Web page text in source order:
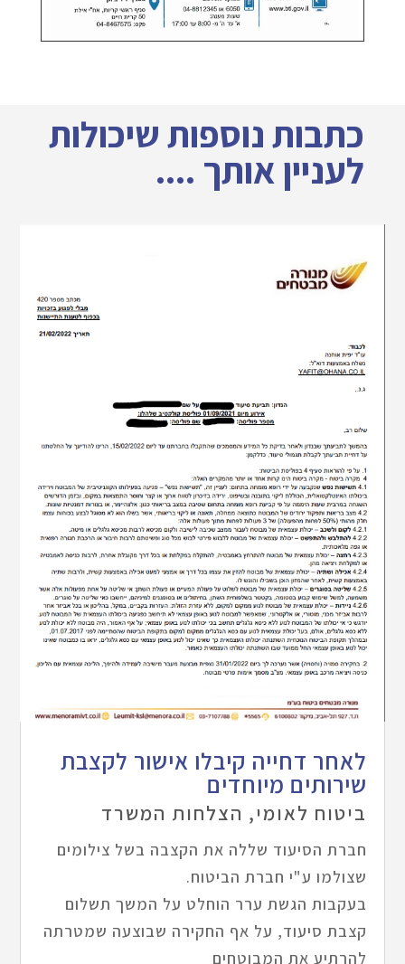
כתבות נוספות שיכולות
לעניין אותך ....
לאחר דחייה קיבלו אישור לקצבת
שירותים מיוחדים
ביטוח לאומי, הצלחות המשרד
חברת הסיעוד שללה את הקצבה בשל צילומים
שצולמו ע"י חברת הביטוח.
בעקבות הגשת ערר הוחלט על המשך תשלום
קצבת סיעוד, על אף החקירה שבוצעה שמטרתה
להרתיע את המבוטחים